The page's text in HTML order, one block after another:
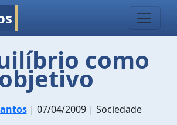
como
| 07/04/2009 | Sociedade